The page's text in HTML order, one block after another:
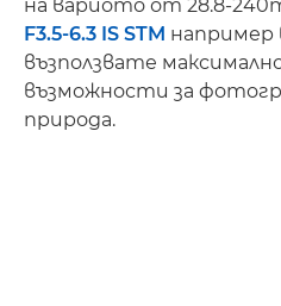
на вариото от 28.8-
F3.5-6.3 IS STM например
възползвате
възможности за
природа.